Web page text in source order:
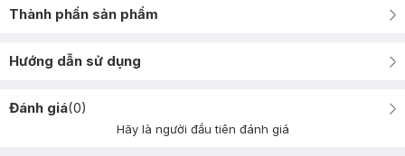
Thành phần sản phẩm
Hướng dẫn sử dụng
Đánh giá(0)
Hãy là người đầu tiên đánh giá